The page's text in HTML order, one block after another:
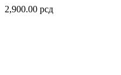
2,900.00 рсд